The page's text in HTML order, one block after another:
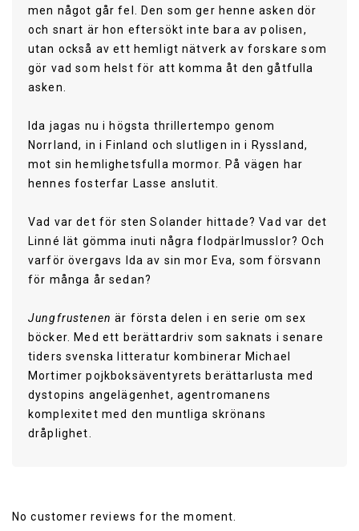
men något går fel. Den som ger henne asken dör
och snart är hon eftersökt inte bara av polisen,
utan också av ett hemligt nätverk av forskare som
gör vad som helst för att komma åt den gåtfulla
asken.
Ida jagas nu i högsta thrillertempo genom
Norrland, in i Finland och slutligen in i Ryssland,
mot sin hemlighetsfulla mormor. På vägen har
hennes fosterfar Lasse anslutit.
Vad var det för sten Solander hittade? Vad var det
Linné lät gömma inuti några flodpärlmusslor? Och
varför övergavs Ida av sin mor Eva, som försvann
för många år sedan?
Jungfrustenenär första delen i en serie om sex
böcker. Med ett berättardriv som saknats i senare
tiders svenska litteratur kombinerar Michael
Mortimer pojkboksäventyrets berättarlusta med
dystopins angelägenhet, agentromanens
komplexitet med den muntliga skrönans
dråplighet.
No customer reviews for the moment.